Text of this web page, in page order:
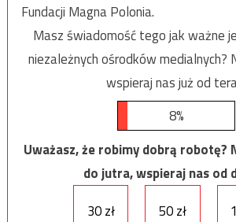
Fundacji Magna Polonia.
Masz świadomość tego jak ważne
niezależnych ośrodków medialnych?
wspieraj nas już od
8%
Uważasz, że robimy dobrą robotę?
do jutra, wspieraj nas od
30 zł
50 zł